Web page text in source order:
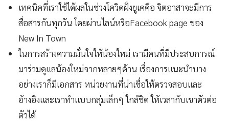
เทคนิคที่เราใช้ได้ผลในช่วงโควิดฝั่งยูเคคือ จิตอาสาจะมีการ
สื่อสารกันทุกวัน โดยผ่านไลน์หรือFacebook page ของ
New In Town
ในการสร้างความมั่นใจให้น้องใหม่ เรามีคนที่มีประสบการณ์
มาร่วมดูแลน้องใหม่จากหลายๆด้าน เรื่องการแนะนำบาง
อย่างเราก็มีเอกสาร หน่วยงานที่น่าเชื่อให้ตรวจสอบและ
อ้างอิงและเราทำแบบกลุ่มเล็กๆ ใกล้ชิด ให้เวลากับเขาตัวต่อ
ตัวได้